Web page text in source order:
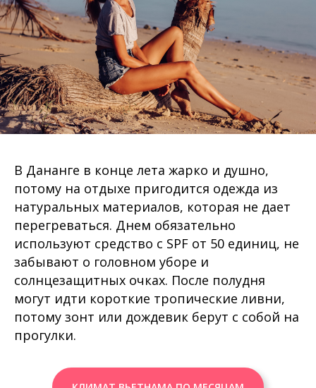
В Дананге в конце лета жарко и душно,
потому на отдыхе пригодится одежда из
натуральных материалов, которая не дает
перегреваться. Днем обязательно
используют средство с SPF от 50 единиц, не
забывают о головном уборе и
солнцезащитных очках. После полудня
могут идти короткие тропические ливни,
потому зонт или дождевик берут с собой на
прогулки.